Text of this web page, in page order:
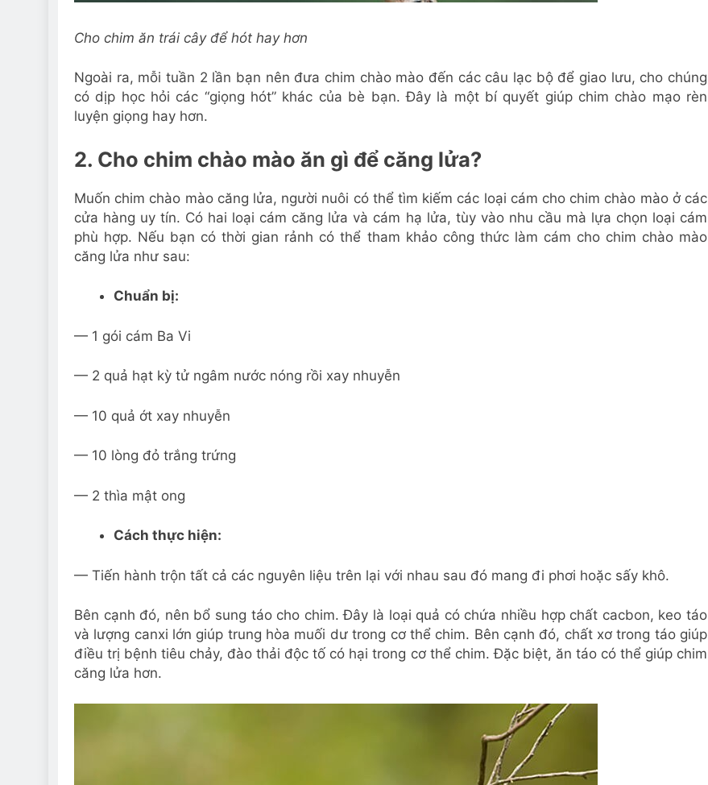
Cho chim ăn trái cây để hót hay hơn
Ngoài ra, mỗi tuần 2 lần bạn nên đưa chim chào mào đến các câu lạc bộ để giao lưu, cho chúng
có dịp học hỏi các “giọng hót” khác của bè bạn. Đây là một bí quyết giúp chim chào mạo rèn
luyện giọng hay hơn.
2. Cho chim chào mào ăn gì để căng lửa?
Muốn chim chào mào căng lửa, người nuôi có thể tìm kiếm các loại cám cho chim chào mào ở các
cửa hàng uy tín. Có hai loại cám căng lửa và cám hạ lửa, tùy vào nhu cầu mà lựa chọn loại cám
phù hợp. Nếu bạn có thời gian rảnh có thể tham khảo công thức làm cám cho chim chào mào
căng lửa như sau:
Chuẩn bị:
— 1 gói cám Ba Vi
— 2 quả hạt kỳ tử ngâm nước nóng rồi xay nhuyễn
— 10 quả ớt xay nhuyễn
— 10 lòng đỏ trắng trứng
— 2 thìa mật ong
Cách thực hiện:
— Tiến hành trộn tất cả các nguyên liệu trên lại với nhau sau đó mang đi phơi hoặc sấy khô.
Bên cạnh đó, nên bổ sung táo cho chim. Đây là loại quả có chứa nhiều hợp chất cacbon, keo táo
và lượng canxi lớn giúp trung hòa muối dư trong cơ thể chim. Bên cạnh đó, chất xơ trong táo giúp
điều trị bệnh tiêu chảy, đào thải độc tố có hại trong cơ thể chim. Đặc biệt, ăn táo có thể giúp chim
căng lửa hơn.